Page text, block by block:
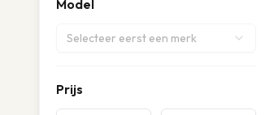
Model
Selecteer eerst een merk
Prijs